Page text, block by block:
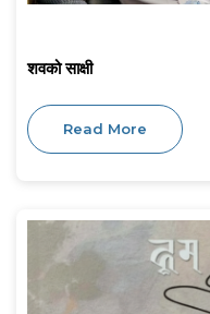
शवको साक्षी
Read More